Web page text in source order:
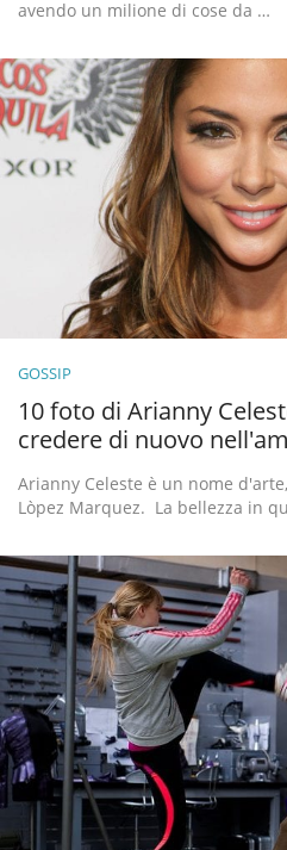
avendo un milione di cose da …
GOSSIP
10 foto di Arianny
credere di nuovo
Arianny Celeste è un nome
Lòpez Marquez. La bellezza in